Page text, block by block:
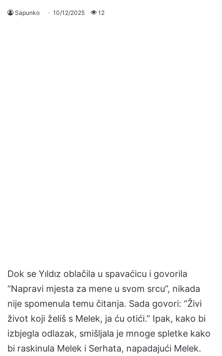
Sapunko 10/12/2025 12
Dok se Yıldız oblačila u spavaćicu i govorila
“Napravi mjesta za mene u svom srcu”, nikada
nije spomenula temu čitanja. Sada govori: “Živi
život koji želiš s Melek, ja ću otići.” Ipak, kako bi
izbjegla odlazak, smišljala je mnoge spletke kako
bi raskinula Melek i Serhata, napadajući Melek.